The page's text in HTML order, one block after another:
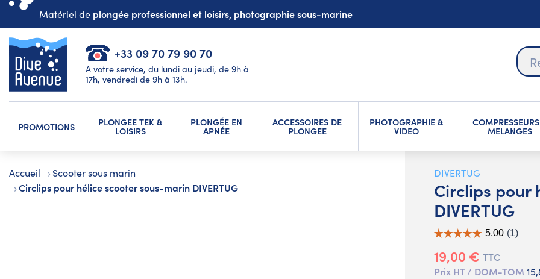
Matériel de plongée professionnel et loisirs, photographie sous-marine
+33 09 70 79 90 70
A votre service, du lundi au jeudi, de 9h à
17h, vendredi de 9h à 13h.
PROMOTIONS PLONGEE TEK &
LOISIRS
PLONGÉE EN
APNÉE
ACCESSOIRES DE
PLONGEE
PHOTOGRAPHIE &
VIDEO MELANGES
Accueil Scooter sous marin
Circlips pour hélice scooter sous-marin DIVERTUG
DIVERTUG
Circlips pour
DIVERTUG
19,00 € TTC
Prix HT / DOM-TOM